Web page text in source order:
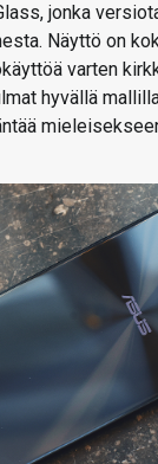
jonka
Näyttö on
varten
hyvällä